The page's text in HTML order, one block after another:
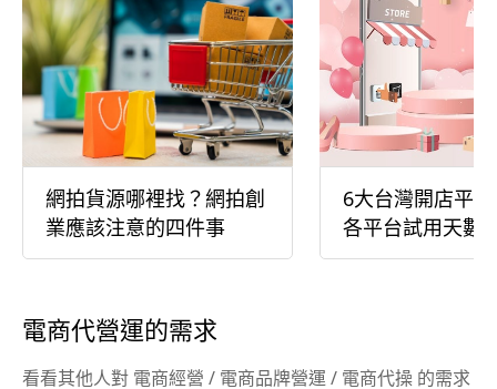
網拍貨源哪裡找？網拍創
業應該注意的四件事
6大台灣開店平
各平台試用天數
準一次看
電商代營運的需求
看看其他人對 電商經營 / 電商品牌營運 / 電商代操 的需求